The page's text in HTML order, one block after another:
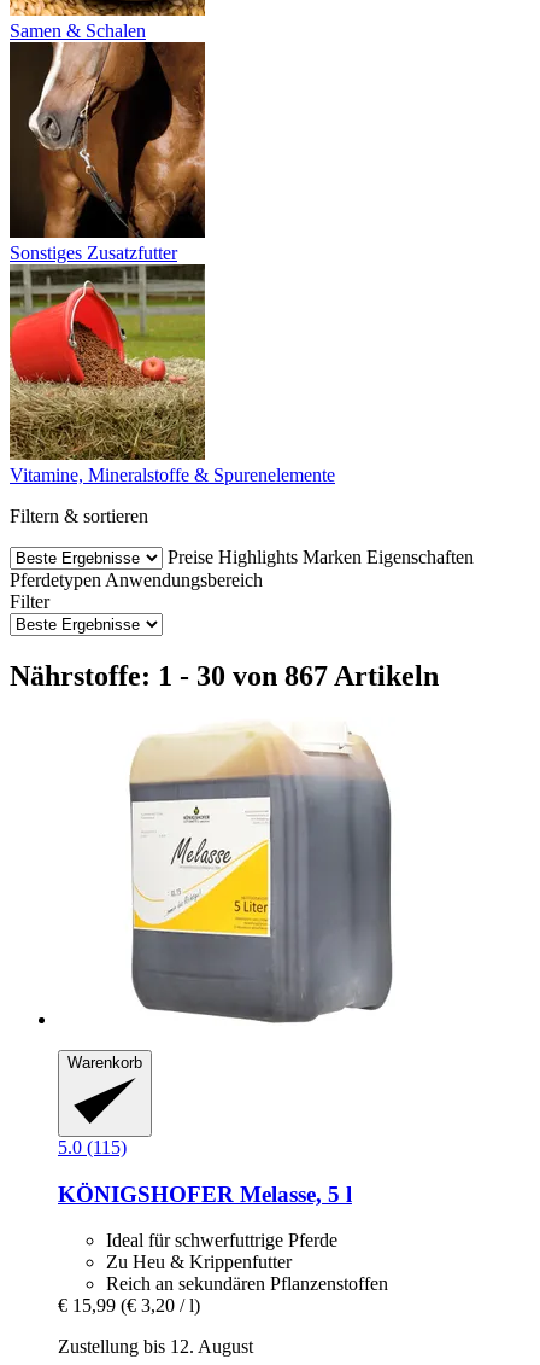
Samen & Schalen
Sonstiges Zusatzfutter
Vitamine, Mineralstoffe & Spurenelemente
Filtern & sortieren
Preise Highlights Marken Eigenschaften
Pferdetypen Anwendungsbereich
Filter
Nährstoffe: 1 - 30 von 867 Artikeln
Warenkorb
5.0 (115)
KÖNIGSHOFER Melasse, 5 l
Ideal für schwerfuttrige Pferde
Zu Heu & Krippenfutter
Reich an sekundären Pflanzenstoffen
€ 15,99 (€ 3,20 / l)
Zustellung bis 12. August